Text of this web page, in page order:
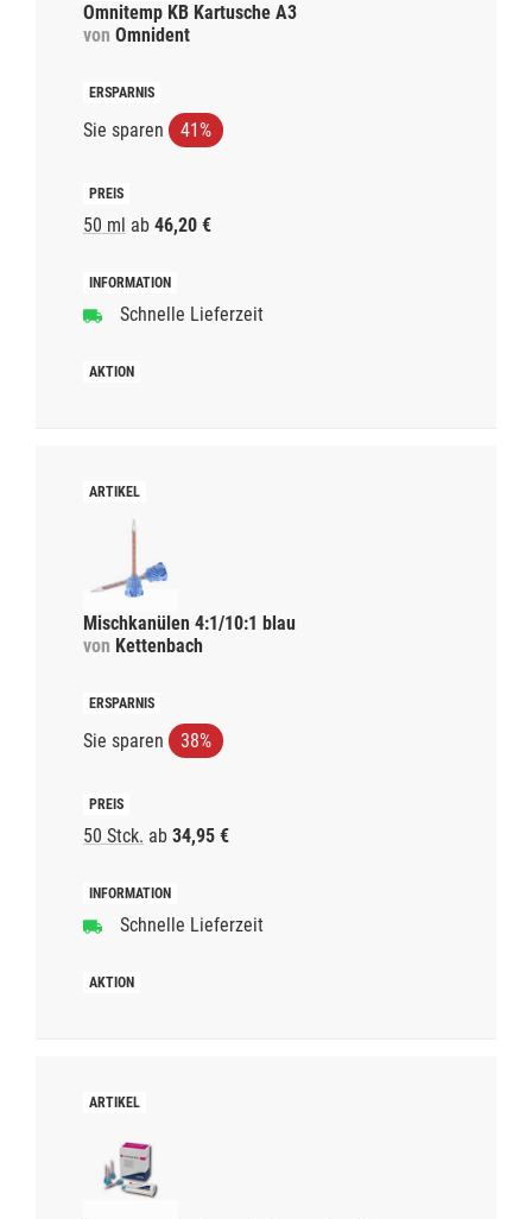
Omnitemp KB Kartusche A3
von Omnident
Sie sparen 41%
50 ml ab 46,20 €
Schnelle Lieferzeit
Mischkanülen 4:1/10:1 blau
von Kettenbach
Sie sparen 38%
50 Stck. ab 34,95 €
Schnelle Lieferzeit